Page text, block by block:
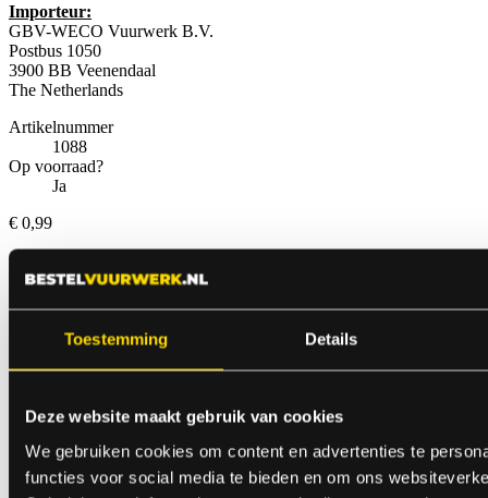
Toestemming Details
Deze website maakt gebruik van cookies
We gebruiken cookies om content en advertenties te
functies voor social media te bieden en om ons
Importeur:
GBV-WECO Vuurwerk B.V.
Postbus 1050
3900 BB Veenendaal
The Netherlands
Artikelnummer
1088
Op voorraad?
Ja
€ 0,99
Anderen bekeken ook